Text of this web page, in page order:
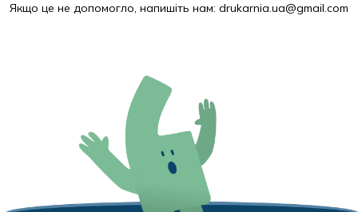
Якщо це не допомогло, напишіть нам: drukarnia.ua@gmail.com